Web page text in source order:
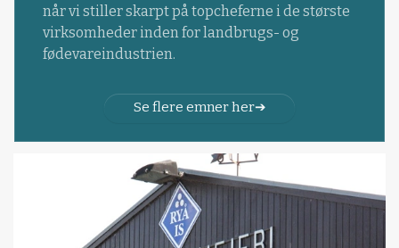
når vi stiller skarpt på topcheferne i de største
virksomheder inden for landbrugs- og
fødevareindustrien.
Se flere emner her